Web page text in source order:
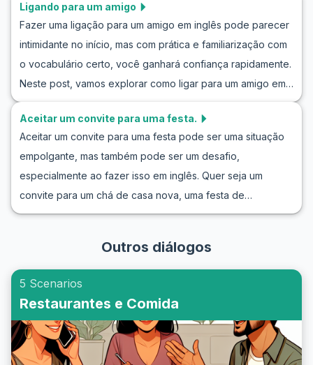
comunicação para o próximo nível?
maneira natural e prática. Você aprenderá frases para
mudar de assunto e poderá praticar a mudança de tema
com exercícios de roleplay. Com estas habilidades, você
se sentirá mais confiante ao guiar uma conversa para
direções mais envolventes e enriquecedoras.
Ligando para um amigo
Fazer uma ligação para um amigo em inglês pode parecer
intimidante no início, mas com prática e familiarização com
o vocabulário certo, você ganhará confiança rapidamente.
Neste post, vamos explorar como ligar para um amigo em
inglês e praticar conversas telefônicas em um ambiente
amigável. Vamos aprender frases úteis e simulações de
diálogos realistas que te darão vantagem ao fazer uma
ligação de exemplo em inglês. Vamos mergulhar nessas
dicas e truques que te ajudarão a soar mais natural ao falar
com um amigo em inglês pelo telefone.
Aceitar um convite para uma festa.
Aceitar um convite para uma festa pode ser uma situação
empolgante, mas também pode ser um desafio,
especialmente ao fazer isso em inglês. Quer seja um
convite para um chá de casa nova, uma festa de
aniversário ou uma celebração de feriado, saber como
valiosa. Neste artigo, você aprenderá como praticar inglês
aceitando convites para festa, com foco em vocabulário
construir confiança ao aprender a responder a esses
convites com naturalidade e cortesia.
Outros diálogos
5 Scenarios
Restaurantes e Comida